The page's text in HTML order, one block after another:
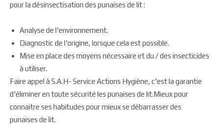
pour la désinsectisation des punaises de lit :
Analyse de l'environnement.
Diagnostic de l'origine, lorsque cela est possible.
Mise en place des moyens nécessaire et du / des insecticides
à utiliser.
Faire appel à S.A.H- Service Actions Hygiène, c'est la garantie
d'éliminer en toute sécurité les punaises de lit.Mieux pour
connaitre ses habitudes pour mieux se débarrasser des
punaises de lit.